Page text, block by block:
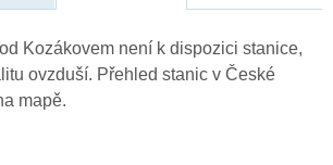
Kozákovem není k dispozici stanice,
ovzduší. Přehled stanic v České
mapě.